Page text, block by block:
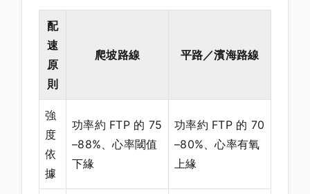
配
速
原
則
爬坡路線 平路／濱海路線
強
度
依
據
功率約 FTP 的 75
–88%、心率閾值
下緣
功率約 FTP 的 70
–80%、心率有氧
上緣